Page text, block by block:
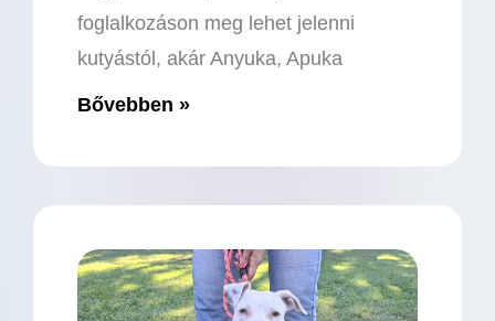
foglalkozáson meg lehet jelenni
kutyástól, akár Anyuka, Apuka
Bővebben »